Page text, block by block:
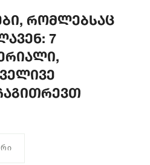
რომლებსაც
7